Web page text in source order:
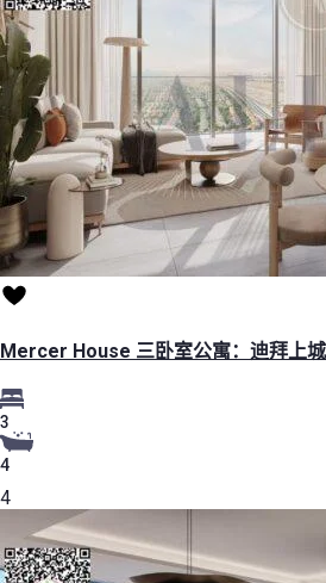
Mercer House 三卧室公寓：迪拜上
3
4
4